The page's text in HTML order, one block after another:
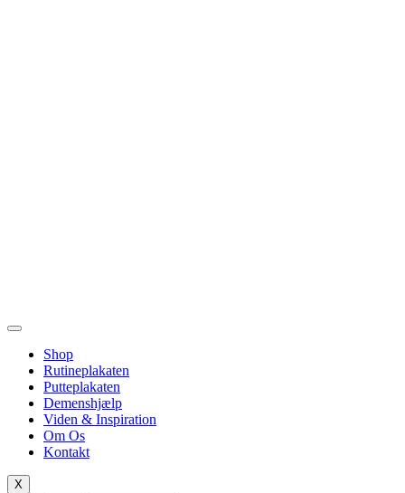
Shop
Rutineplakaten
Putteplakaten
Demenshjælp
Viden & Inspiration
Om Os
Kontakt
X